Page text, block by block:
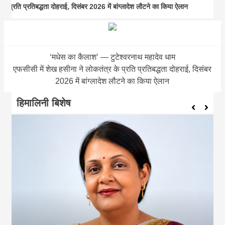
magazine of
Nepal brings
news in hindi
from
दोहराई, दिसंबर 2026 में बांग्लादेश लौटने का किया ऐलान
‘मधेस का कैलाश’ — टुटेश्वरनाथ महादेव धाम
एफसीसी में शेख हसीना ने लोकतंत्र के प्रति प्रतिबद्धता दोहराई, दिसंबर
2026 में बांग्लादेश लौटने का किया ऐलान
हिमालिनी बिशेष